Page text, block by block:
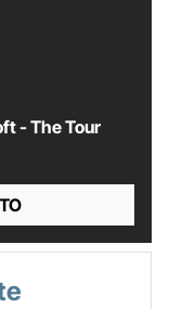
- The Tour